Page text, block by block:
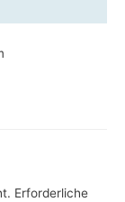
Erforderliche